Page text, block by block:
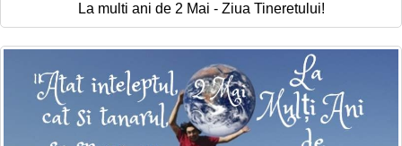
Conecteaza-te
La multi ani de 2 Mai - Ziua Tineretului!